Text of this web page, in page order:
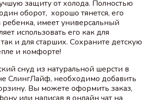
защиту от холода. Полностью
оборот, хорошо тянется, его
ребенка, имеет универсальный
использовать его как для
и для старших. Сохраните детскую
и комфорте!
снуд из натуральной шерсти в
СлингЛайф, необходимо добавить
Вы можете оформить заказ,